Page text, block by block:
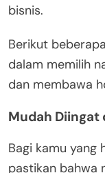
bisnis.
Berikut
dalam memilih
dan membawa
Mudah Diingat
Bagi kamu yang
pastikan bahwa